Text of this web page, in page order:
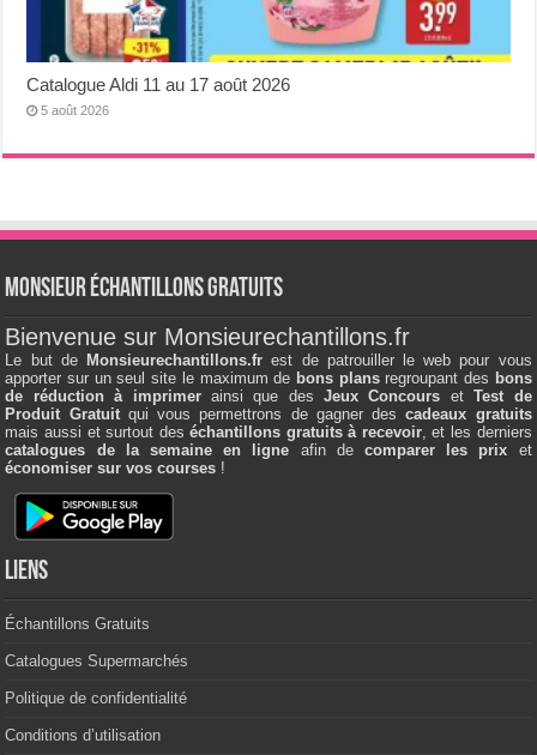
Catalogue Aldi 11 au 17 août 2026
5 août 2026
Monsieur échantillons Gratuits
Bienvenue sur Monsieurechantillons.fr
Le but de Monsieurechantillons.fr est de patrouiller le web pour vous
apporter sur un seul site le maximum de bons plansregroupant des bons
de réduction à imprimerainsi que desJeux Concours etTest de
Produit Gratuitqui vous permettrons de gagner descadeaux gratuits
mais aussi et surtout deséchantillons gratuits à recevoir, et les derniers
catalogues de la semaine en ligne afin de comparer les prix et
économiser sur vos courses !
Liens
Échantillons Gratuits
Catalogues Supermarchés
Politique de confidentialité
Conditions d’utilisation